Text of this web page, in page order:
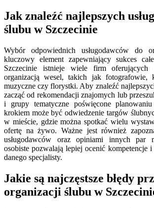
Jak znaleźć najlepszych
ślubu w Szczecinie
Wybór odpowiednich usługodawców do
kluczowy element zapewniający sukces
Szczecinie istnieje wiele firm oferujących
organizacją wesel, takich jak fotografowie,
muzyczne czy florystki. Aby znaleźć
zacząć od rekomendacji znajomych lub
i grupy tematyczne poświęcone
krokiem może być odwiedzenie targów
w mieście, gdzie można spotkać wielu
ofertę na żywo. Ważne jest również
usługodawców oraz opiniami innych par
osobiste pozwalają lepiej ocenić kompetencje
danego specjalisty.
Jakie są najczęstsze błędy
organizacji ślubu w